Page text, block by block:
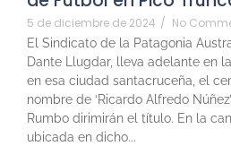
5 de diciembre de 2024 / No
El Sindicato de la Patagonia
Dante Llugdar, lleva adelante en
en esa ciudad santacruceña, el
nombre de ‘Ricardo Alfredo
Rumbo dirimirán el título. En la
ubicada en dicho...